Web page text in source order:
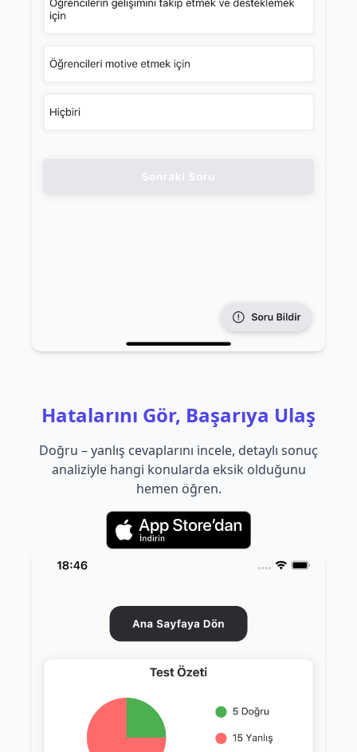
Hatalarını Gör, Başarıya Ulaş
Doğru – yanlış cevaplarını incele, detaylı sonuç
analiziyle hangi konularda eksik olduğunu
hemen öğren.